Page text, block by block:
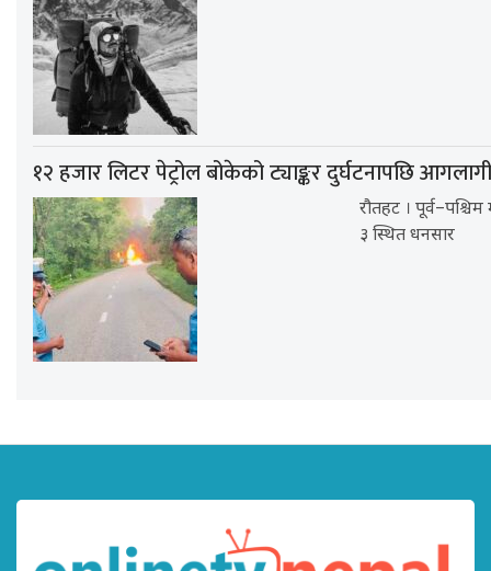
१२ हजार लिटर पेट्रोल बोकेको ट्याङ्कर दुर्घटनापछि आगलागी
रौतहट ।
३ स्थित धनसार